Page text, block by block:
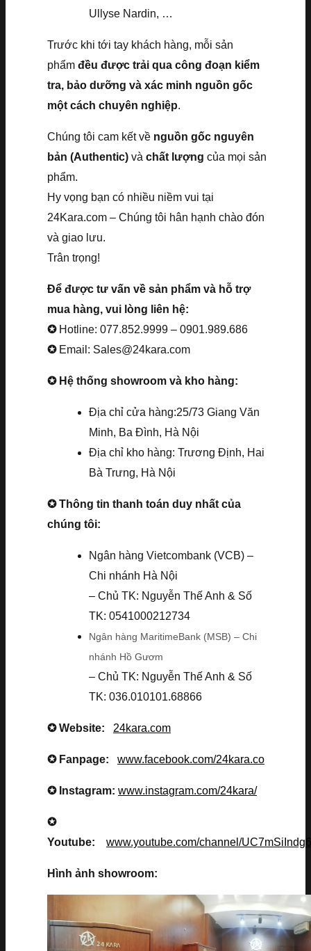
Ullyse Nardin, …
Trước khi tới tay khách hàng, mỗi sản
phẩm đều được trải qua công đoạn kiểm
tra, bảo dưỡng và xác minh nguồn gốc
một cách chuyên nghiệp.
Chúng tôi cam kết về nguồn gốc nguyên
bản (Authentic) và chất lượng của mọi sản
phẩm.
Hy vọng bạn có nhiều niềm vui tại
24Kara.com – Chúng tôi hân hạnh chào đón
và giao lưu.
Trân trọng!
Để được tư vấn về sản phẩm và hỗ trợ
mua hàng, vui lòng liên hệ:
✪ Hotline: 077.852.9999 – 0901.989.686
✪ Email: Sales@24kara.com
✪ Hệ thống showroom và kho hàng:
Địa chỉ cửa hàng:25/73 Giang Văn
Minh, Ba Đình, Hà Nội
Địa chỉ kho hàng: Trương Định, Hai
Bà Trưng, Hà Nội
✪ Thông tin thanh toán duy nhất của
chúng tôi:
Ngân hàng Vietcombank (VCB) –
Chi nhánh Hà Nội
– Chủ TK: Nguyễn Thế Anh & Số
TK: 0541000212734
Ngân hàng MaritimeBank (MSB) – Chi
nhánh Hồ Gươm
– Chủ TK: Nguyễn Thế Anh & Số
TK: 036.010101.68866
✪ Website: 24kara.com
✪ Fanpage: www.facebook.com/24kara.co
✪ Instagram: www.instagram.com/24kara/
✪
Youtube: www.youtube.com/channel/
Hình ảnh showroom: